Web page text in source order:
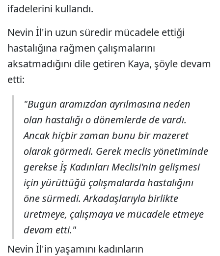
ifadelerini kullandı.
Nevin İl'in uzun süredir mücadele ettiği
hastalığına rağmen çalışmalarını
aksatmadığını dile getiren Kaya, şöyle devam
etti:
"Bugün aramızdan ayrılmasına neden
olan hastalığı o dönemlerde de vardı.
Ancak hiçbir zaman bunu bir mazeret
olarak görmedi. Gerek meclis yönetiminde
gerekse İş Kadınları Meclisi'nin gelişmesi
için yürüttüğü çalışmalarda hastalığını
öne sürmedi. Arkadaşlarıyla birlikte
üretmeye, çalışmaya ve mücadele etmeye
devam etti."
Nevin İl'in yaşamını kadınların